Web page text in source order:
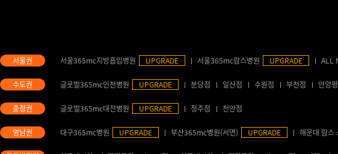
서울365mc지방흡입병원 UPGRADE 서울365mc람스병원 UPGRADE ALL
글로벌365mc인천병원 UPGRADE 분당점 일산점 수원점 부천점 안양
글로벌365mc대전병원 UPGRADE 청주점 천안점
대구365mc병원 UPGRADE 부산365mc병원(서면) UPGRADE 해운대 람스